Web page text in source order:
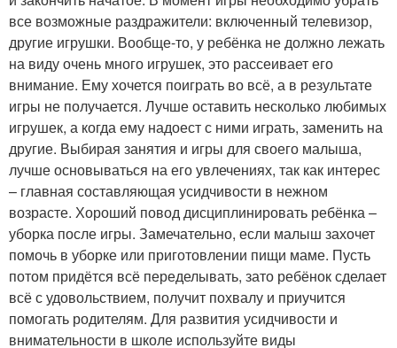
все возможные раздражители: включенный телевизор,
другие игрушки. Вообще-то, у ребёнка не должно лежать
на виду очень много игрушек, это рассеивает его
внимание. Ему хочется поиграть во всё, а в результате
игры не получается. Лучше оставить несколько любимых
игрушек, а когда ему надоест с ними играть, заменить на
другие. Выбирая занятия и игры для своего малыша,
лучше основываться на его увлечениях, так как интерес
– главная составляющая усидчивости в нежном
возрасте. Хороший повод дисциплинировать ребёнка –
уборка после игры. Замечательно, если малыш захочет
помочь в уборке или приготовлении пищи маме. Пусть
потом придётся всё переделывать, зато ребёнок сделает
всё с удовольствием, получит похвалу и приучится
помогать родителям. Для развития усидчивости и
внимательности в школе используйте виды